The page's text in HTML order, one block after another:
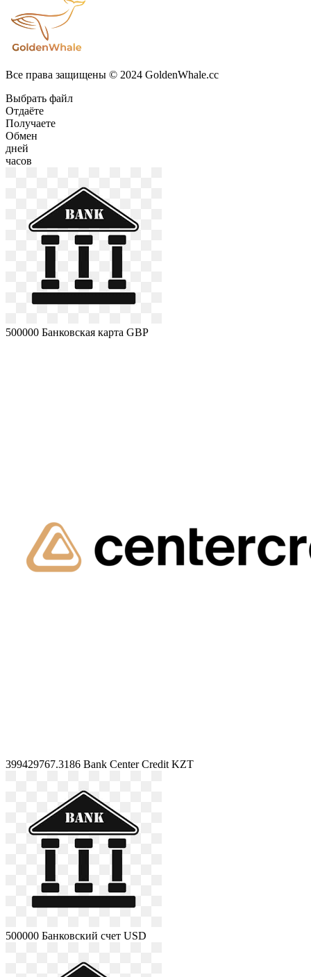
Все права защищены © 2024 GoldenWhale.cc
Выбрать файл
Отдаёте
Получаете
Обмен
дней
часов
500000 Банковская карта GBP
399429767.3186 Bank Center Credit KZT
500000 Банковский счет USD